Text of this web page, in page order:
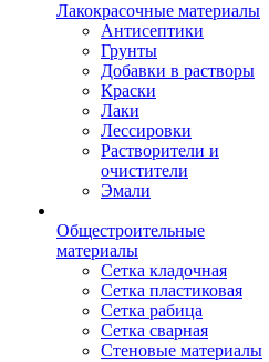
Лакокрасочные материалы
Антисептики
Грунты
Добавки в растворы
Краски
Лаки
Лессировки
Растворители и
очистители
Эмали
Общестроительные
материалы
Сетка кладочная
Сетка пластиковая
Сетка рабица
Сетка сварная
Стеновые материалы